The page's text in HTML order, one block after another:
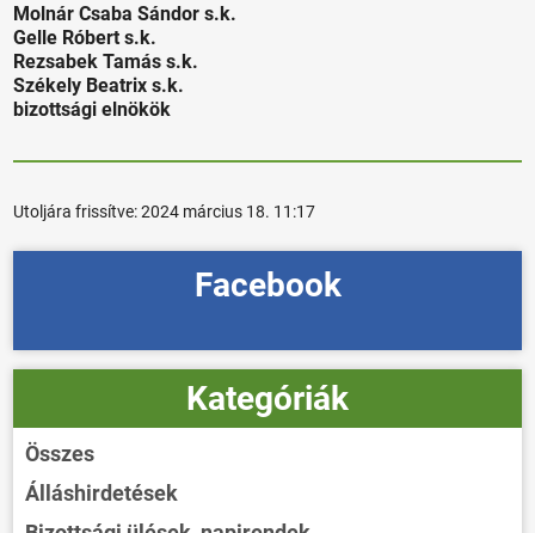
Molnár Csaba Sándor s.k.
Gelle Róbert s.k.
Rezsabek Tamás s.k.
Székely Beatrix s.k.
bizottsági elnökök
Utoljára frissítve:2024 március 18. 11:17
Facebook
Kategóriák
Összes
Álláshirdetések